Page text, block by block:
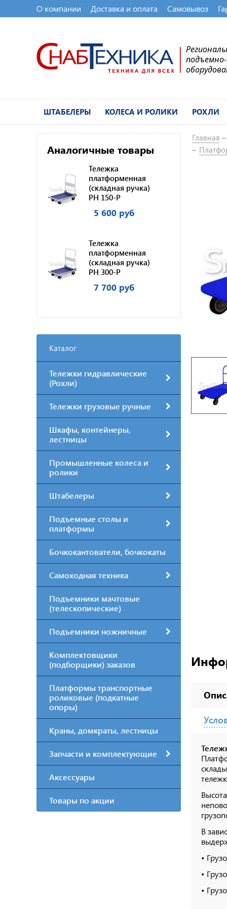
О компании Доставка и оплата Самовывоз
ШТАБЕЛЕРЫ КОЛЕСА И РОЛИКИ РОХЛИ
Аналогичные товары
Тележка
платформенная
(складная ручка)
PH 150-P
5 600 руб
Тележка
платформенная
(складная ручка)
PH 300-P
7 700 руб
Каталог
Тележки гидравлические
(Рохли)
Тележки грузовые ручные
Шкафы, контейнеры,
лестницы
Промышленные колеса и
ролики
Штабелеры
Подъемные столы и
платформы
Бочкокантователи, бочкокаты
Самоходная техника
Подъемники мачтовые
(телескопические)
Подъемники ножничные
Комплектовщики
(подборщики) заказов
Платформы транспортные
роликовые (подкатные
опоры)
Краны, домкраты, лестницы
Запчасти и комплектующие
Аксессуары
Товары по акции
Главная
В
•
•
•